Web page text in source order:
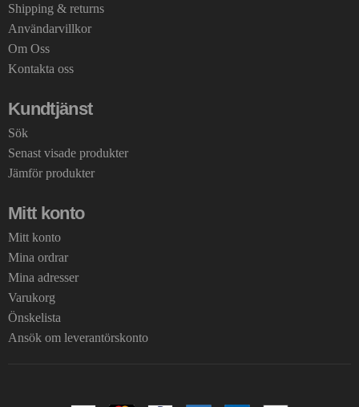
Shipping & returns
Användarvillkor
Om Oss
Kontakta oss
Kundtjänst
Sök
Senast visade produkter
Jämför produkter
Mitt konto
Mitt konto
Mina ordrar
Mina adresser
Varukorg
Önskelista
Ansök om leverantörskonto